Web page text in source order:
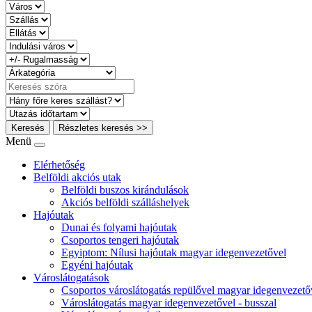
Keresés Részletes keresés >>
Menü
Elérhetőség
Belföldi akciós utak
Belföldi buszos kirándulások
Akciós belföldi szálláshelyek
Hajóutak
Dunai és folyami hajóutak
Csoportos tengeri hajóutak
Egyiptom: Nílusi hajóutak magyar idegenvezetővel
Egyéni hajóutak
Városlátogatások
Csoportos városlátogatás repülővel magyar
Városlátogatás magyar idegenvezetővel - busszal